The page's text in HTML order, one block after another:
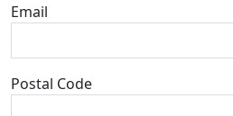
Email
Postal Code